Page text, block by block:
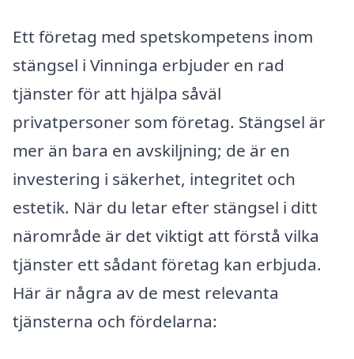
Ett företag med spetskompetens inom
stängsel i Vinninga erbjuder en rad
tjänster för att hjälpa såväl
privatpersoner som företag. Stängsel är
mer än bara en avskiljning; de är en
investering i säkerhet, integritet och
estetik. När du letar efter stängsel i ditt
närområde är det viktigt att förstå vilka
tjänster ett sådant företag kan erbjuda.
Här är några av de mest relevanta
tjänsterna och fördelarna: